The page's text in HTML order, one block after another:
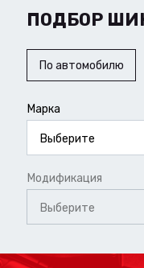
ПОДБОР
По автомобилю
Марка
Выберите
Модификация
Выберите